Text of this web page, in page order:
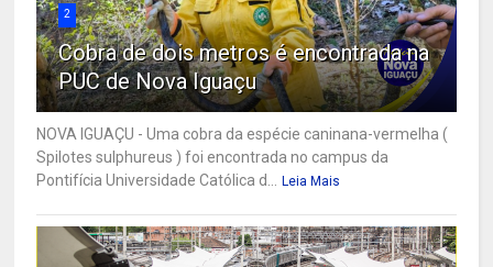
2
Cobra de dois metros é encontrada na
PUC de Nova Iguaçu
NOVA IGUAÇU - Uma cobra da espécie caninana-vermelha (
Spilotes sulphureus ) foi encontrada no campus da
Pontifícia Universidade Católica d... Leia Mais